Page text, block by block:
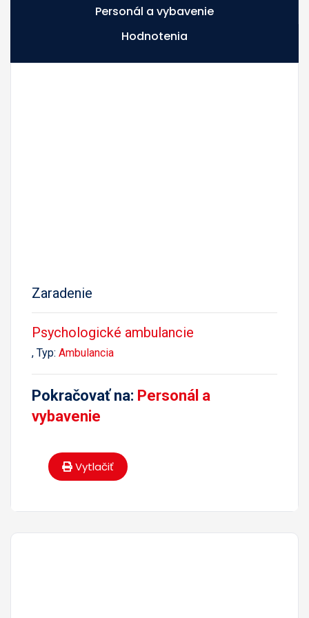
Personál a vybavenie
Hodnotenia
Zaradenie
Psychologické ambulancie
, Typ: Ambulancia
Pokračovať na: Personál a
vybavenie
Vytlačiť